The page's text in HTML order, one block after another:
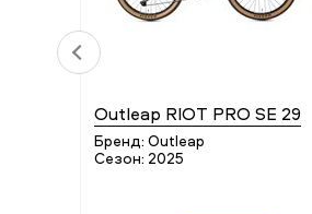
Outleap RIOT PRO SE 29
Бренд: Outleap
Сезон: 2025